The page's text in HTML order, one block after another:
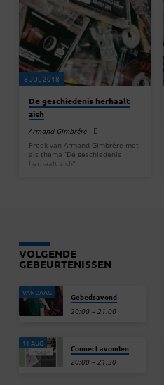
8 JUL 2018
De geschiedenis herhaalt
zich
Armand Gimbrére
Preek van Armand Gimbrère met
als thema “De geschiedenis
herhaalt zich”
VOLGENDE
GEBEURTENISSEN
VANDAAG Gebedsavond
20:00 – 21:00
11 AUG Connect avonden
20:00 – 21:30